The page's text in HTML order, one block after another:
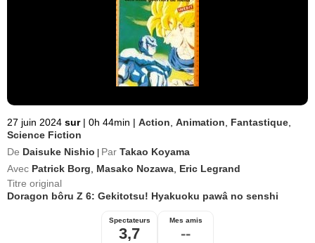
27 juin 2024 sur | 0h 44min | Action Animation Fantastique
Science Fiction
De Daisuke Nishio Par Takao Koyama
Avec Patrick Borg Masako Nozawa Eric Legrand
Titre original
Doragon bôru Z 6: Gekitotsu! Hyakuoku pawâ no senshi
Spectateurs
3,7
Mes amis
--